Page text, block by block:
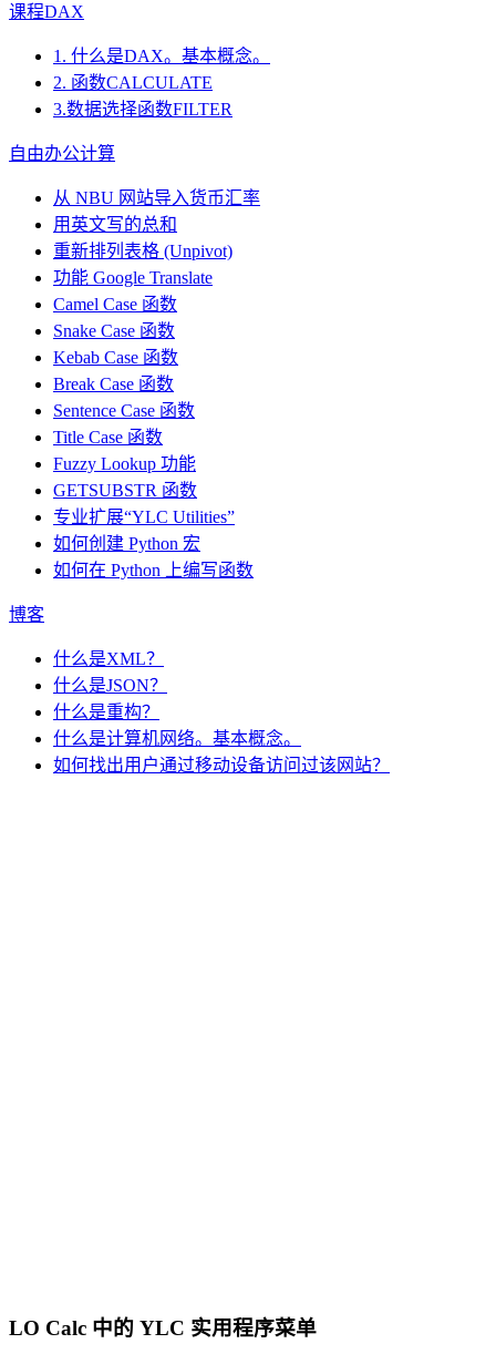
课程DAX
1. 什么是DAX。基本概念。
2. 函数CALCULATE
3.数据选择函数FILTER
自由办公计算
从 NBU 网站导入货币汇率
用英文写的总和
重新排列表格 (Unpivot)
功能 Google Translate
Camel Case 函数
Snake Case 函数
Kebab Case 函数
Break Case 函数
Sentence Case 函数
Title Case 函数
Fuzzy Lookup 功能
GETSUBSTR 函数
专业扩展“YLC Utilities”
如何创建 Python 宏
如何在 Python 上编写函数
博客
什么是XML？
什么是JSON？
什么是重构？
什么是计算机网络。基本概念。
如何找出用户通过移动设备访问过该网站？
LO Calc 中的 YLC 实用程序菜单